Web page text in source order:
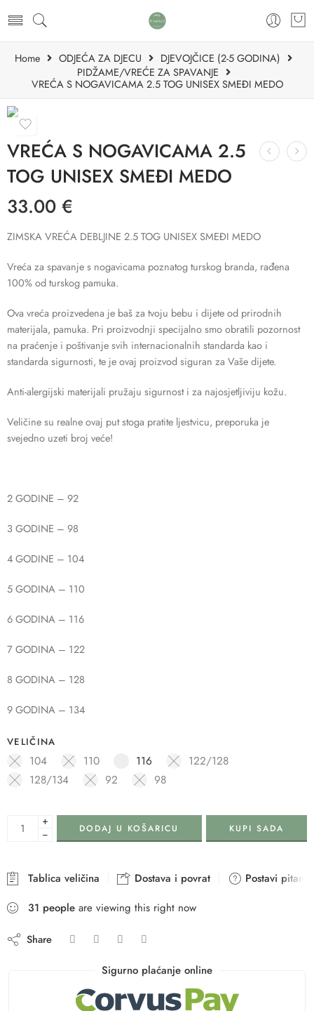
Home ODJEĆA ZA DJECU
DJEVOJČICE (2-5 GODINA)
PIDŽAME/VREĆE ZA SPAVANJE
VREĆA S NOGAVICAMA 2.5 TOG UNISEX SMEĐI MEDO
VREĆA S NOGAVICAMA 2.5
TOG UNISEX SMEĐI MEDO
33.00 €
ZIMSKA VREĆA DEBLJINE 2.5 TOG UNISEX SMEĐI MEDO
Vreća za spavanje s nogavicama poznatog turskog branda, rađena
100% od turskog pamuka.
Ova vreća proizvedena je baš za tvoju bebu i dijete od prirodnih
materijala, pamuka. Pri proizvodnji specijalno smo obratili pozornost
na praćenje i poštivanje svih internacionalnih standarda kao i
standarda sigurnosti, te je ovaj proizvod siguran za Vaše dijete.
Anti-alergijski materijali pružaju sigurnost i za najosjetljiviju kožu.
Veličine su realne ovaj put stoga pratite ljestvicu, preporuka je
svejedno uzeti broj veće!
2 GODINE – 92
3 GODINE – 98
4 GODINE – 104
5 GODINA – 110
6 GODINA – 116
7 GODINA – 122
8 GODINA – 128
9 GODINA – 134
VELIČINA
104 110 116
122/128
128/134
92 98
+
−
DODAJ U KOŠARICU KUPI SADA
Tablica veličina Dostava i povrat
Postavi pitanje
31 people are viewing this right now
Share
Sigurno plaćanje online